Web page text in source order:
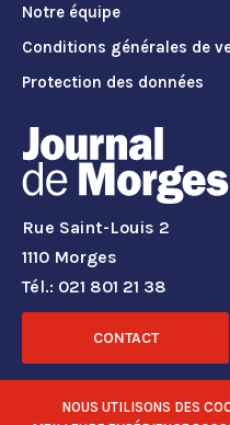
Notre équipe
Conditions générales de
Protection des données
Rue Saint-Louis 2
1110 Morges
Tél.: 021 801 21 38
CONTACT
RÉSEAUX SOCIAUX
NOUS UTILISONS DES